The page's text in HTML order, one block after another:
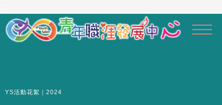
主
要
YS活動花絮｜2024